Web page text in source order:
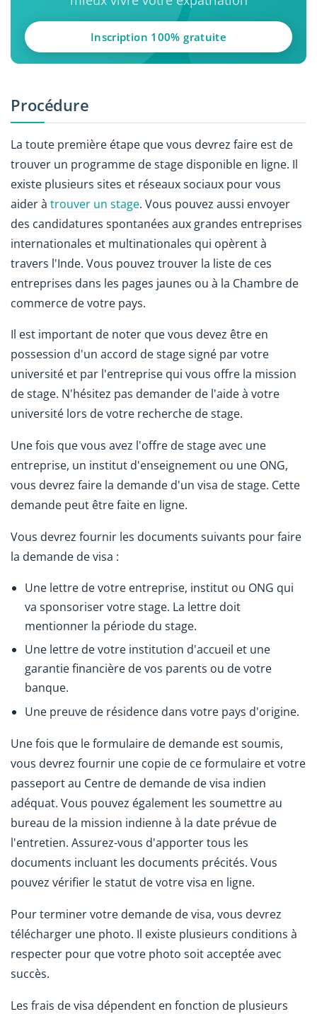
Inscription 100% gratuite
Procédure
La toute première étape que vous devrez faire est de
trouver un programme de stage disponible en ligne. Il
existe plusieurs sites et réseaux sociaux pour vous
aider à trouver un stage. Vous pouvez aussi envoyer
des candidatures spontanées aux grandes entreprises
internationales et multinationales qui opèrent à
travers l'Inde. Vous pouvez trouver la liste de ces
entreprises dans les pages jaunes ou à la Chambre de
commerce de votre pays.
Il est important de noter que vous devez être en
possession d'un accord de stage signé par votre
université et par l'entreprise qui vous offre la mission
de stage. N'hésitez pas demander de l'aide à votre
université lors de votre recherche de stage.
Une fois que vous avez l'offre de stage avec une
entreprise, un institut d'enseignement ou une ONG,
vous devrez faire la demande d'un visa de stage. Cette
demande peut être faite en ligne.
Vous devrez fournir les documents suivants pour faire
la demande de visa :
Une lettre de votre entreprise, institut ou ONG qui
va sponsoriser votre stage. La lettre doit
mentionner la période du stage.
Une lettre de votre institution d'accueil et une
garantie financière de vos parents ou de votre
banque.
Une preuve de résidence dans votre pays d'origine.
Une fois que le formulaire de demande est soumis,
vous devrez fournir une copie de ce formulaire et votre
passeport au Centre de demande de visa indien
adéquat. Vous pouvez également les soumettre au
bureau de la mission indienne à la date prévue de
l'entretien. Assurez-vous d'apporter tous les
documents incluant les documents précités. Vous
pouvez vérifier le statut de votre visa en ligne.
Pour terminer votre demande de visa, vous devrez
télécharger une photo. Il existe plusieurs conditions à
respecter pour que votre photo soit acceptée avec
succès.
Les frais de visa dépendent en fonction de plusieurs